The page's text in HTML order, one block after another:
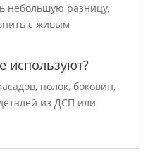
небольшую разницу,
с живым
используют?
полок, боковин,
из ДСП или